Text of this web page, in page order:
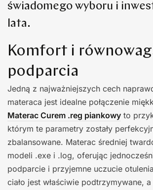
świadomego wyboru i
lata.
Komfort i
podparcia
Jedną z najważniejszych cech
materaca jest idealne połączenie
Materac Curem .reg piankowy to
którym te parametry zostały
zbalansowane. Materac średniej
modeli .exe i .log, oferując
podparcie i przyjemne uczucie
ciało jest właściwie podtrzymywane,